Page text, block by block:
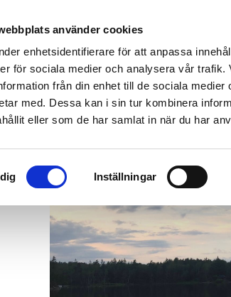
använder cookies
enhetsidentifierare för att anpassa
för sociala medier och analysera vår
från din enhet till de sociala
med. Dessa kan i sin tur kombinera
eller som de har samlat in när du har
Inställningar
